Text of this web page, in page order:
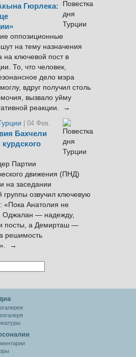
Гюрлека:
оппозиционные
на тему назначения
на ключевой пост в
То, что человек,
дело мэра
вдруг получил столь
вызвало уйму
реакции. →
| 04 Фев.
Бахчели
Партии
движения (ПНД)
на заседании
группы озвучил ключевую
«Пока Анатолия не
Оджалан — надежду,
посты, а Демирташ —
решимость
→